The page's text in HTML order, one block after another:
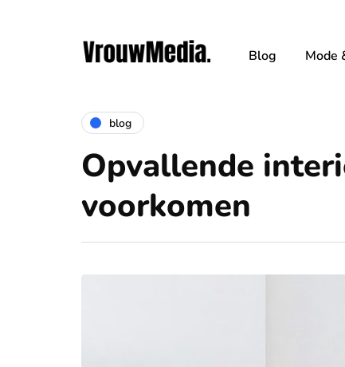
Blog Mode
blog
Opvallende
voorkomen